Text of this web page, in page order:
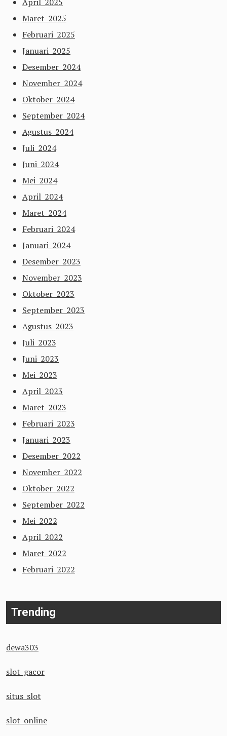
Maret 2025
Februari 2025
Januari 2025
Desember 2024
November 2024
Oktober 2024
September 2024
Agustus 2024
Juli 2024
Juni 2024
Mei 2024
April 2024
Maret 2024
Februari 2024
Januari 2024
Desember 2023
November 2023
Oktober 2023
September 2023
Agustus 2023
Juli 2023
Juni 2023
Mei 2023
April 2023
Maret 2023
Februari 2023
Januari 2023
Desember 2022
November 2022
Oktober 2022
September 2022
Mei 2022
April 2022
Maret 2022
Februari 2022
Trending
dewa303
slot gacor
situs slot
slot online